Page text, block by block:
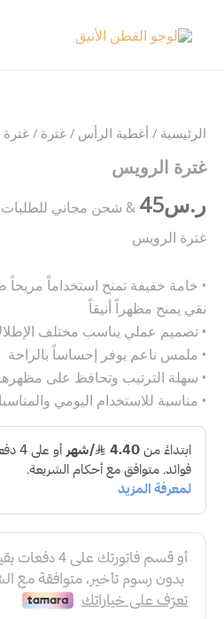
الرئيسية / أغطية الرأس / غترة /
غترة الرويس
ر.س45 & شحن مجاني للطلبات فوق
غترة الرويس
• خامة خفيفة تمنح استخداماً مريحاً
نقي يمنح مظهراً أنيقاً
• تصميم عملي يناسب مختلف
• ملمس ناعم يوفر إحساساً بالراحة
• سهلة الترتيب وتحافظ على
• مناسبة للاستخدام اليومي